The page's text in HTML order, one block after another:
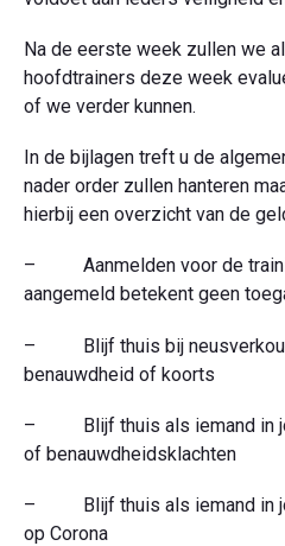
Na de eerste week zullen we
hoofdtrainers deze week
of we verder kunnen.
In de bijlagen treft u de
nader order zullen hanteren
hierbij een overzicht van de
– Aanmelden voor de
aangemeld betekent geen
– Blijf thuis bij
benauwdheid of koorts
– Blijf thuis als iemand in
of benauwdheidsklachten
– Blijf thuis als iemand in
op Corona